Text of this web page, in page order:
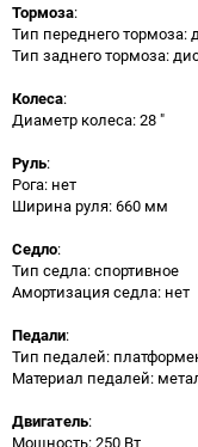
Тормоза:
Тип переднего
Тип заднего тормоза:
Колеса:
Диаметр колеса: 28 "
Руль:
Рога: нет
Ширина руля: 660 мм
Седло:
Тип седла: спортивное
Амортизация седла: нет
Педали:
Тип педалей:
Материал педалей:
Двигатель:
Мощность: 250 Вт